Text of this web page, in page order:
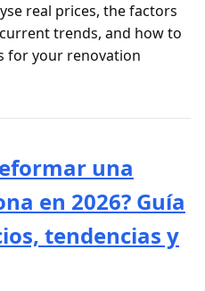
real prices, the factors
trends, and how to
for your renovation
una
en 2026? Guía
tendencias y